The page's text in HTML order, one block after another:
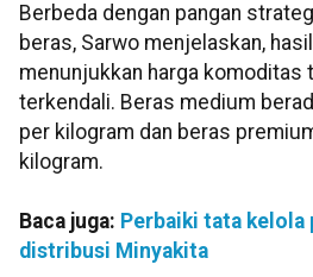
Berbeda dengan pangan
beras, Sarwo menjelaskan,
menunjukkan harga komoditas
terkendali. Beras medium
per kilogram dan beras
kilogram.
Baca juga: Perbaiki tata kelola
distribusi Minyakita